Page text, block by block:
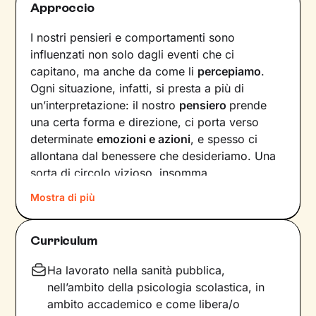
Approccio
I nostri pensieri e comportamenti sono
influenzati non solo dagli eventi che ci
capitano, ma anche da come li percepiamo.
Ogni situazione, infatti, si presta a più di
un’interpretazione: il nostro pensiero prende
una certa forma e direzione, ci porta verso
determinateemozioni e azioni, e spesso ci
allontana dal benessere che desideriamo. Una
sorta di circolo vizioso, insomma.
Si può interrompere questo circuito,
innescando uncambiamento che porti a una
maggiore serenità
comportamenti che lo generano.
Il mio compito sarà quello di accompagnarti in
Mostra di più
Curriculum
Ha lavorato nella sanità pubblica,
nell’ambito della psicologia scolastica, in
ambito accademico e come libera/o